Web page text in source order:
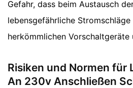
Gefahr, dass beim Austausch
lebensgefährliche
herkömmlichen Vorschaltgeräte
Risiken und Normen für
An 230v Anschließen